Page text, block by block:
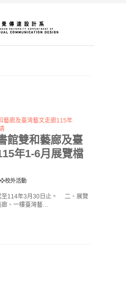
館雙和藝廊及臺
年1-6月展覽檔
❖校外活動
至114年3月30日止。 二、展覽
廊、一樓臺灣藝…